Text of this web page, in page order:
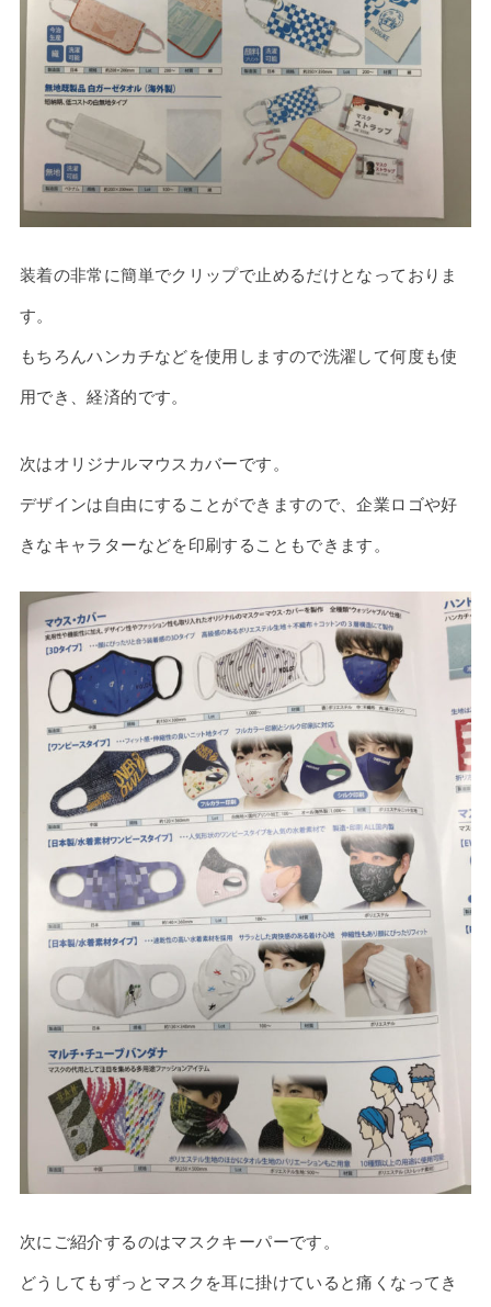
装着の非常に簡単でクリップで止めるだけとなっておりま
す。
もちろんハンカチなどを使用しますので洗濯して何度も使
用でき、経済的です。
次はオリジナルマウスカバーです。
デザインは自由にすることができますので、企業ロゴや好
きなキャラターなどを印刷することもできます。
次にご紹介するのはマスクキーパーです。
どうしてもずっとマスクを耳に掛けていると痛くなってき